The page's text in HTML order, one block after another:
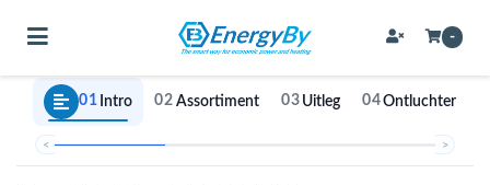
(Bevestigingsmateriaal / schroeven)
Toggle navigation -
01 Intro 02 Assortiment 03 Uitleg 04Ontluchter
< >